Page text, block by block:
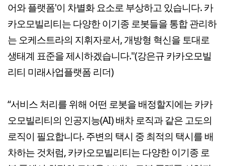
어와 플랫폼'이 차별화 요소로 부상하고 있습니다. 카
카오모빌리티는 다양한 이기종 로봇들을 통합 관리하
는 오케스트라의 지휘자로서, 개방형 혁신을 토대로
생태계 표준을 제시하겠습니다."(강은규 카카오모빌
리티 미래사업플랫폼 리더)
“서비스 처리를 위해 어떤 로봇을 배정할지에는 카카
오모빌리티의 인공지능(AI) 배차 로직과 같은 고도의
로직이 필요합니다. 주변의 택시 중 최적의 택시를 배
차하는 것처럼, 카카오모빌리티는 다양한 이기종 로